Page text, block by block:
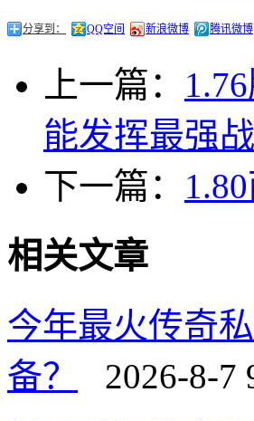
分享到： QQ空间 新浪微博 腾讯微博
上一篇：
能发挥最强战
下一篇：
相关文章
今年最火传奇
备？
2026-8-7